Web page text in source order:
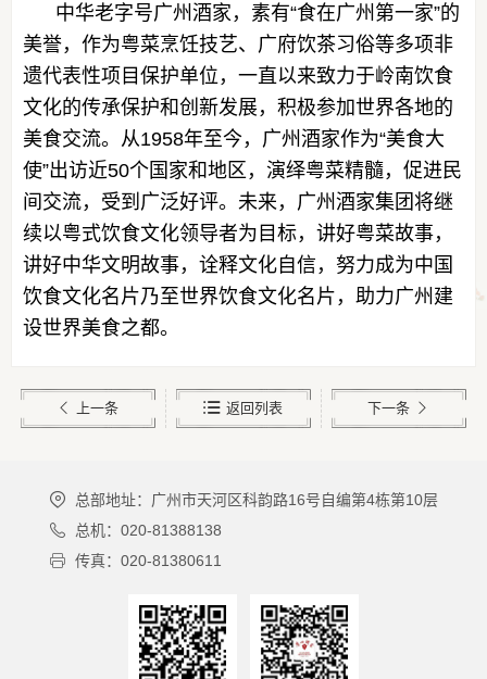
中华老字号广州酒家，素有“食在广州第一家”的
美誉，作为粤菜烹饪技艺、广府饮茶习俗等多项非
遗代表性项目保护单位，一直以来致力于岭南饮食
文化的传承保护和创新发展，积极参加世界各地的
美食交流。从1958年至今，广州酒家作为“美食大
使”出访近50个国家和地区，演绎粤菜精髓，促进民
间交流，受到广泛好评。未来，广州酒家集团将继
续以粤式饮食文化领导者为目标，讲好粤菜故事，
讲好中华文明故事，诠释文化自信，努力成为中国
饮食文化名片乃至世界饮食文化名片，助力广州建
设世界美食之都。
上一条 返回列表 下一条
总部地址：广州市天河区科韵路16号自编第4栋第10层
总机：020-81388138
传真：020-81380611